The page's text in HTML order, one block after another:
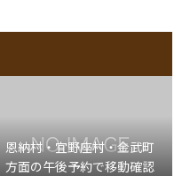
恩納村・宜野座村・金武町
方面の午後予約で移動確認